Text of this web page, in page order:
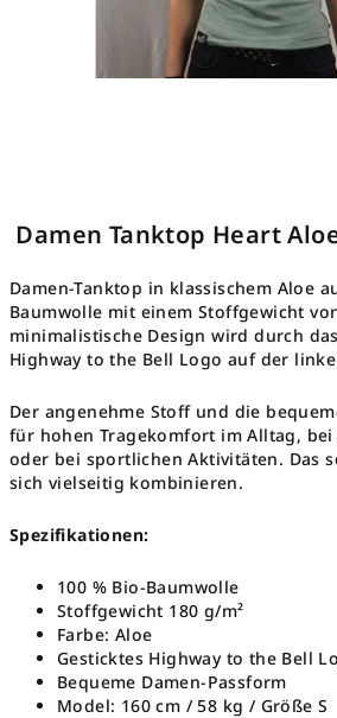
Damen Tanktop Heart
Damen-Tanktop in klassischem Aloe
Baumwolle mit einem Stoffgewicht
minimalistische Design wird durch
Highway to the Bell Logo auf der
Der angenehme Stoff und die
für hohen Tragekomfort im Alltag, bei
oder bei sportlichen Aktivitäten. Das
sich vielseitig kombinieren.
Spezifikationen:
100 % Bio-Baumwolle
Stoffgewicht 180 g/m²
Farbe: Aloe
Gesticktes Highway to the Bell
Bequeme Damen-Passform
Model: 160 cm / 58 kg / Größe S